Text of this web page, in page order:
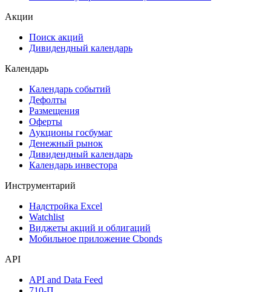
ESG
Самые популярные облигации на Cbonds.ru
Дивидендный календарь
Календарь
Календарь событий
Дефолты
Размещения
Оферты
Денежный рынок
Календарь инвестора
Инструментарий
Мобильное приложение Cbonds